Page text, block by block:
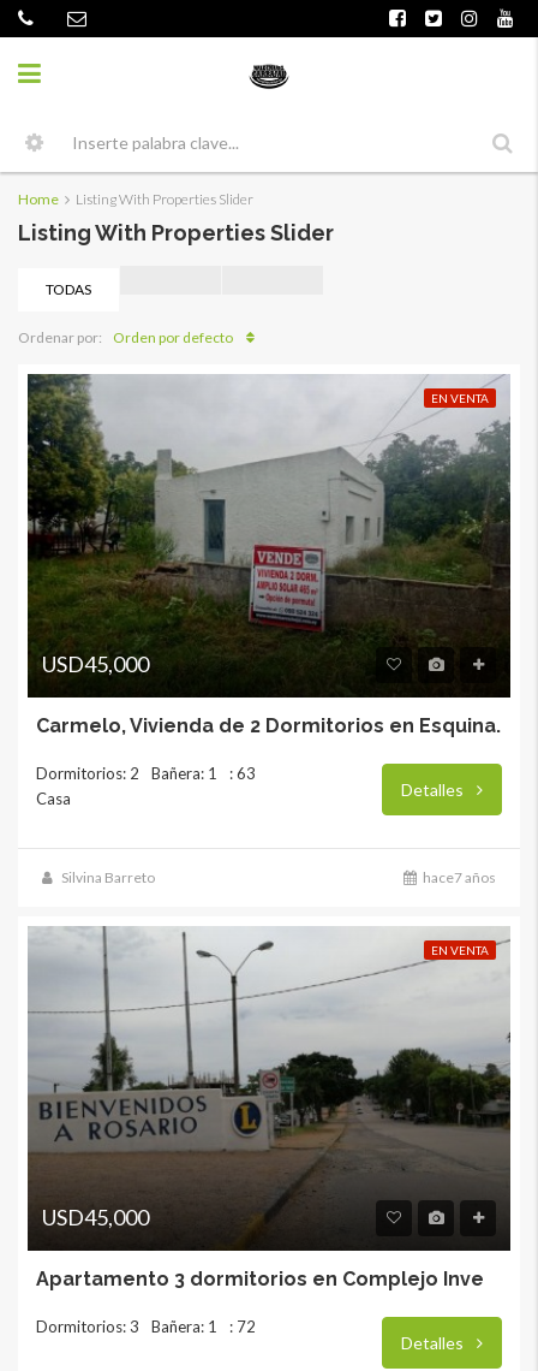
Home Listing With Properties Slider
Listing With Properties Slider
TODAS
Ordenar por: Orden por defecto
EN VENTA
USD45,000
Carmelo, Vivienda de 2 Dormitorios en Esquina.
Dormitorios: 2 Bañera: 1
: 63
Casa
Detalles
Silvina Barreto hace7 años
EN VENTA
USD45,000
Apartamento 3 dormitorios en Complejo Inve
Dormitorios: 3 Bañera: 1 : 72
Detalles